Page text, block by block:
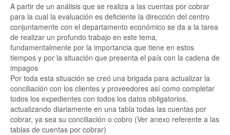
A partir de un análisis que se realiza a las cuentas por cobrar
para la cual la evaluación es deficiente la dirección del centro
conjuntamente con el departamento económico se da a la tarea
de realizar un profundo trabajo en este tema,
fundamentalmente por la importancia que tiene en estos
tiempos y por la situación que presenta el país con la cadena de
impagos
Por toda esta situación se creó una brigada para actualizar la
conciliación con los clientes y proveedores así como completar
todos los expedientes con todos los datos obligatorios,
actualizando diariamente en una tabla todas las cuentas por
cobrar, ya sea su conciliación o cobro (Ver anexo referente a las
tablas de cuentas por cobrar)